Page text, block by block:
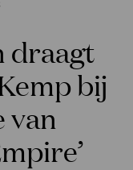
draagt
bij
van